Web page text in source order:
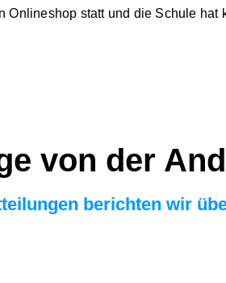
Onlineshop statt und die Schule hat
von der
berichten wir